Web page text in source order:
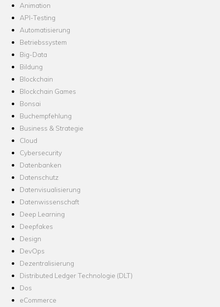
Animation
API-Testing
Automatisierung
Betriebssystem
Big-Data
Bildung
Blockchain
Blockchain Games
Bonsai
Buchempfehlung
Business & Strategie
Cloud
Cybersecurity
Datenbanken
Datenschutz
Datenvisualisierung
Datenwissenschaft
Deep Learning
Deepfakes
Design
DevOps
Dezentralisierung
Distributed Ledger Technologie (DLT)
Dos
eCommerce